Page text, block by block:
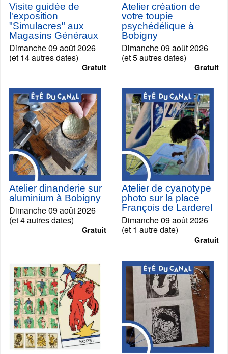
Visite guidée de
l'exposition
"Simulacres" aux
Magasins Généraux
Dimanche 09 août 2026
(et 14 autres dates)
Gratuit
Atelier création de
votre toupie
psychédélique à
Bobigny
Dimanche 09 août 2026
(et 5 autres dates)
Gratuit
Atelier dinanderie sur
aluminium à Bobigny
Dimanche 09 août 2026
(et 4 autres dates)
Gratuit
Atelier de cyanotype
photo sur la place
François de Larderel
Dimanche 09 août 2026
(et 1 autre date)
Gratuit